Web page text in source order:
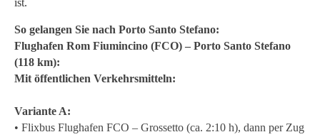
ist.
So gelangen Sie nach Porto Santo Stefano:
Flughafen Rom Fiumincino (FCO) – Porto Santo Stefano
(118 km):
Mit öffentlichen Verkehrsmitteln:
Variante A:
• Flixbus Flughafen FCO – Grossetto (ca. 2:10 h), dann per Zug